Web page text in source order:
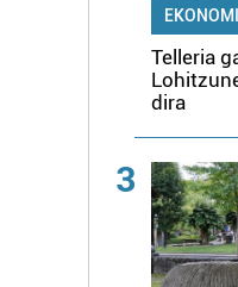
Telleria
dira
3